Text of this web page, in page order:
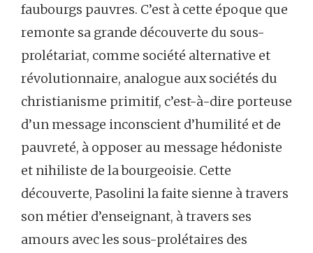
faubourgs pauvres. C’est à cette époque que
remonte sa grande découverte du sous-
prolétariat, comme société alternative et
révolutionnaire, analogue aux sociétés du
christianisme primitif, c’est-à-dire porteuse
d’un message inconscient d’humilité et de
pauvreté, à opposer au message hédoniste
et nihiliste de la bourgeoisie. Cette
découverte, Pasolini la faite sienne à travers
son métier d’enseignant, à travers ses
amours avec les sous-prolétaires des